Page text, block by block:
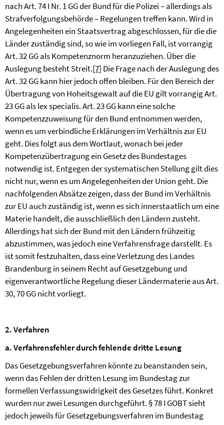
nach Art. 74 I Nr. 1 GG der Bund für die Polizei – allerdings als
Strafverfolgungsbehörde – Regelungen treffen kann. Wird in
Angelegenheiten ein Staatsvertrag abgeschlossen, für die die
Länder zuständig sind, so wie im vorliegen Fall, ist vorrangig
Art. 32 GG als Kompetenznorm heranzuziehen. Über die
Auslegung besteht Streit.[7] Die Frage nach der Auslegung des
Art. 32 GG kann hier jedoch offen bleiben. Für den Bereich der
Übertragung von Hoheitsgewalt auf die EU gilt vorrangig Art.
23 GG als lex specialis. Art. 23 GG kann eine solche
Kompetenzzuweisung für den Bund entnommen werden,
wenn es um verbindliche Erklärungen im Verhältnis zur EU
geht. Dies folgt aus dem Wortlaut, wonach bei jeder
Kompetenzübertragung ein Gesetz des Bundestages
notwendig ist. Entgegen der systematischen Stellung gilt dies
nicht nur, wenn es um Angelegenheiten der Union geht. Die
nachfolgenden Absätze zeigen, dass der Bund im Verhältnis
zur EU auch zuständig ist, wenn es sich innerstaatlich um eine
Materie handelt, die ausschließlich den Ländern zusteht.
Allerdings hat sich der Bund mit den Ländern frühzeitig
abzustimmen, was jedoch eine Verfahrensfrage darstellt. Es
ist somit festzuhalten, dass eine Verletzung des Landes
Brandenburg in seinem Recht auf Gesetzgebung und
eigenverantwortliche Regelung dieser Ländermaterie aus Art.
30, 70 GG nicht vorliegt.
2. Verfahren
a. Verfahrensfehler durch fehlende dritte Lesung
Das Gesetzgebungsverfahren könnte zu beanstanden sein,
wenn das Fehlen der dritten Lesung im Bundestag zur
formellen Verfassungswidrigkeit des Gesetzes führt. Konkret
wurden nur zwei Lesungen durchgeführt. § 78 I GOBT sieht
jedoch jeweils für Gesetzgebungsverfahren im Bundestag